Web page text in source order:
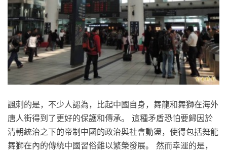
諷刺的是，不少人認為，比起中國自身，舞龍和舞獅在海外
唐人街得到了更好的保護和傳承。 這種矛盾恐怕要歸因於
清朝統治之下的帝制中國的政治與社會動盪，使得包括舞龍
舞獅在內的傳統中國習俗難以繁榮發展。 然而幸運的是，